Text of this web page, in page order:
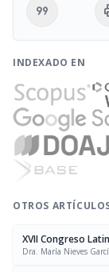
format_quote
INDEXADO EN
OTROS
XVII Congreso
Dra. María Nieves